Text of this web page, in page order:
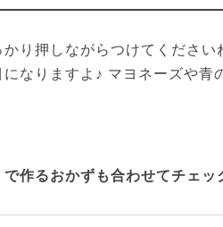
り押しながらつけてくださ
なりますよ♪ マヨネーズや青
作るおかずも合わせてチェッ